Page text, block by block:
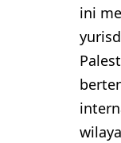
ini